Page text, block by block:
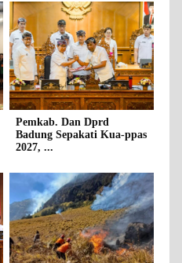
Pemkab. Dan Dprd
Badung Sepakati Kua-ppas
2027, ...